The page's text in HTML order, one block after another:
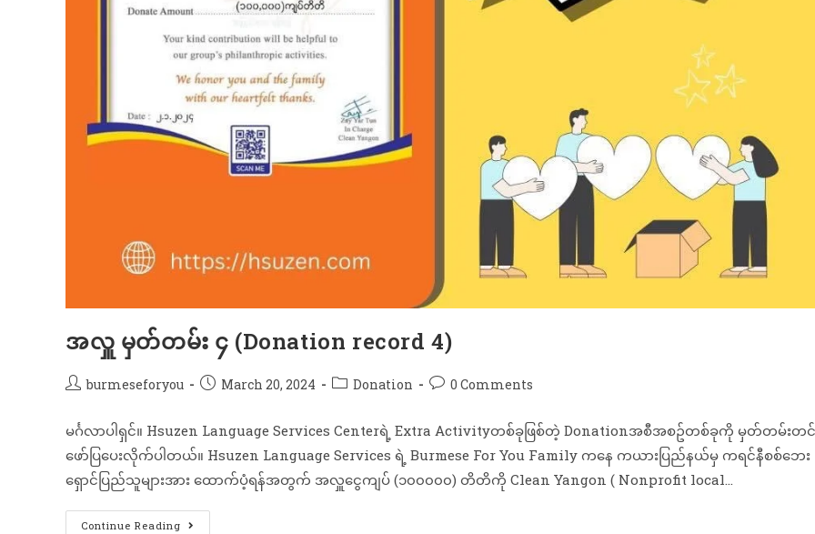
အလှူ မှတ်တမ်း ၄ (Donation record 4)
burmeseforyou March 20, 2024 Donation 0 Comments
မင်္ဂလာပါရှင်။ Hsuzen Language Services Centerရဲ့ Extra Activityတစ်ခုဖြစ်တဲ့ Donationအစီအစဥ်တစ်ခုကို မှတ်တမ်းတင်​
ဖော်ပြပေးလိုက်ပါတယ်။ Hsuzen Language Services ရဲ့ Burmese For You Family ကနေ ကယားပြည်နယ်မှ ကရင်နီစစ်ဘေး
ရှောင်ပြည်သူများအား ထောက်ပံ့ရန်အတွက် အလှူငွေကျပ် (၁၀၀၀၀၀) တိတိကို Clean Yangon ( Nonprofit local…
Continue Reading